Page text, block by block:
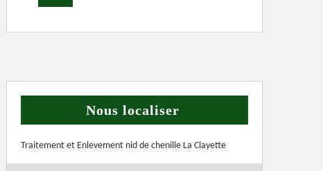
Nous localiser
Traitement et Enlevement nid de chenille La Clayette